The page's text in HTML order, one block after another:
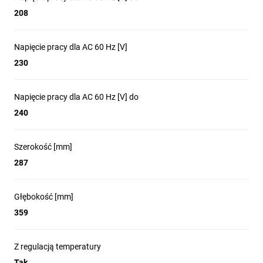
Zainstalowany 10-mikronowy filtr powietrza
Akcesoria w zestawie: komplet śrub/ uchwytów montażowych, uszczelka
powierzchni styku z obudową
208
Napięcie pracy dla AC 60 Hz [V]
230
Napięcie pracy dla AC 60 Hz [V] do
240
Szerokość [mm]
287
Głębokość [mm]
359
Z regulacją temperatury